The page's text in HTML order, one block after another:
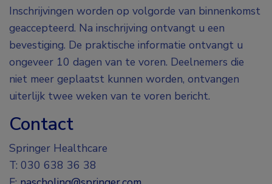
Inschrijvingen worden op volgorde van binnenkomst
geaccepteerd. Na inschrijving ontvangt u een
bevestiging. De praktische informatie ontvangt u
ongeveer 10 dagen van te voren. Deelnemers die
niet meer geplaatst kunnen worden, ontvangen
uiterlijk twee weken van te voren bericht.
Contact
Springer Healthcare
T: 030 638 36 38